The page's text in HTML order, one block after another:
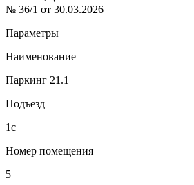
№ 36/1 от 30.03.2026
Параметры
Наименование
Паркинг 21.1
Подъезд
1с
Номер помещения
5